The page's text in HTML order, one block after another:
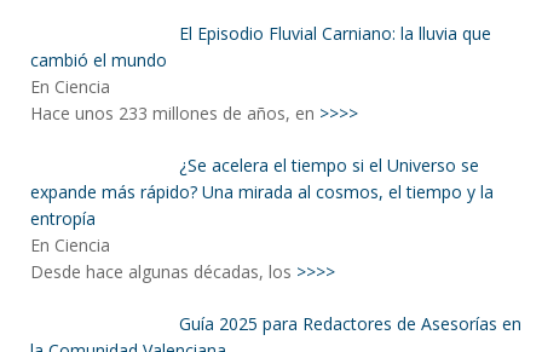
El Episodio Fluvial Carniano: la lluvia que
cambió el mundo
En Ciencia
Hace unos 233 millones de años, en >>>>
¿Se acelera el tiempo si el Universo se
expande más rápido? Una mirada al cosmos, el tiempo y la
entropía
En Ciencia
Desde hace algunas décadas, los >>>>
Guía 2025 para Redactores de Asesorías en